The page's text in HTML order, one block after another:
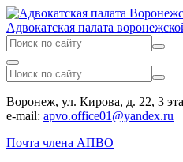
Адвокатская палата
Воронеж, ул. Кирова, д. 22, 3
e-mail: apvo.office01@yandex.ru
Почта члена АПВО